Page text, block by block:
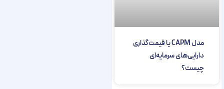
مدل CAPM یا قیمت‌گذاری
دارایی‌های سرمایه‌ای
چیست؟